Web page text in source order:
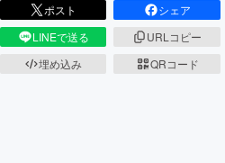
ポスト
シェア
LINEで送る
URLコピー
埋め込み
QRコード